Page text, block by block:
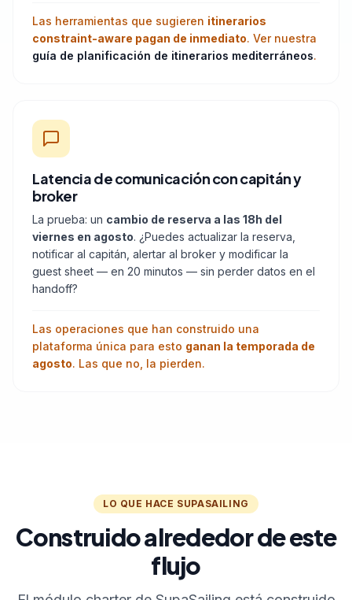
Las herramientas que sugieren itinerarios
constraint-aware pagan de inmediato. Ver nuestra
guía de planificación de itinerarios mediterráneos.
Latencia de comunicación con capitán y
broker
La prueba: un cambio de reserva a las 18h del
viernes en agosto. ¿Puedes actualizar la reserva,
notificar al capitán, alertar al broker y modificar la
guest sheet — en 20 minutos — sin perder datos en el
handoff?
Las operaciones que han construido una
plataforma única para esto ganan la temporada de
agosto. Las que no, la pierden.
LO QUE HACE SUPASAILING
Construido alrededor de este
flujo